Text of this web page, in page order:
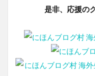
是非、応援の